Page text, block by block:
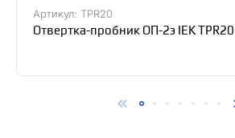
Артикул: TPR20
Отвертка-пробник ОП-2э IEK TPR20